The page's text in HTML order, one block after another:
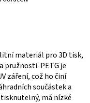
materiál pro 3D tisk,
PETG je
záření, což ho činí
součástek a
má nízké